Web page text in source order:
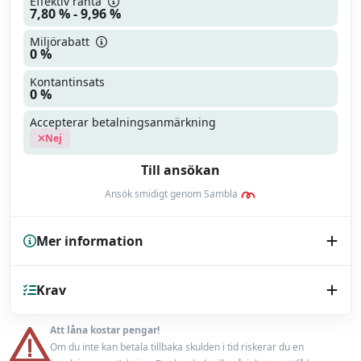
Till ansökan
Ansök smidigt genom Sambla
7,80 % - 9,96 %
Miljörabatt
0 %
Kontantinsats
0 %
Accepterar betalningsanmärkning
Nej
Mer information
Kreditupplysning UC
Endast bilhandlare
Krav
Minst 18 år
Att låna kostar pengar!
Om du inte kan betala tillbaka skulden i tid riskerar du en